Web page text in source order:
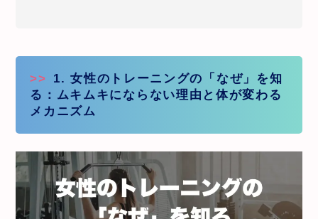
1. 女性のトレーニングの「なぜ」を知
る：ムキムキにならない理由と体が変わる
メカニズム